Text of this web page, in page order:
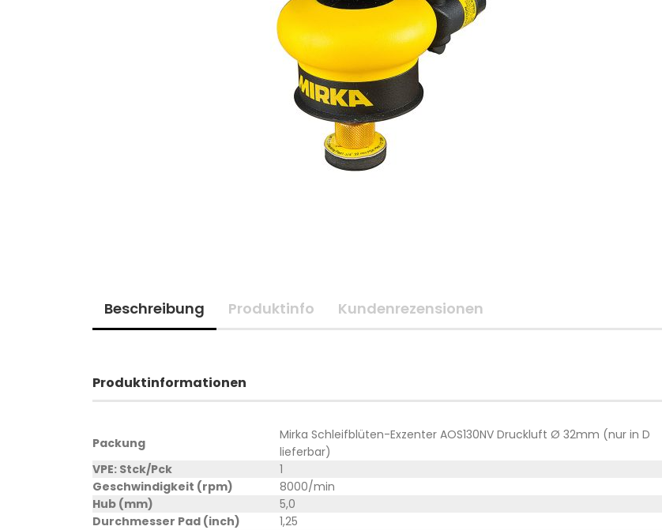
Beschreibung Produktinfo Kundenrezensionen
Produktinformationen
Packung
Mirka Schleifblüten-Exzenter AOS130NV Druckluft Ø 32mm (nur in D
lieferbar)
VPE: Stck/Pck
1
Geschwindigkeit (rpm)
8000/min
Hub (mm)
5,0
Durchmesser Pad (inch)
1,25